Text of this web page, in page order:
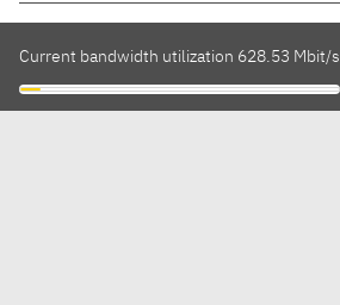
Current bandwidth utilization 628.53 Mbit/s